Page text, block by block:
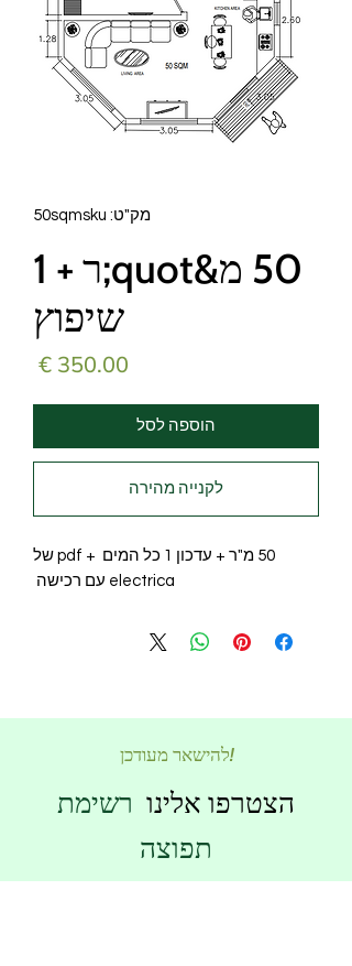
מק"ט: 50sqmsku
50 מ&quot;ר + 1
שיפוץ
הוספה לסל
לקנייה מהירה
50 מ"ר + עדכון 1 כל המים + pdf של
electrica עם רכישה
להישאר מעודכן!
הצטרפו אלינו רשימת
תפוצה